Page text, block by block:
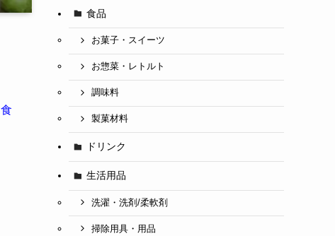
食
食品
お菓子・スイーツ
お惣菜・レトルト
調味料
製菓材料
ドリンク
生活用品
洗濯・洗剤/柔軟剤
掃除用具・用品